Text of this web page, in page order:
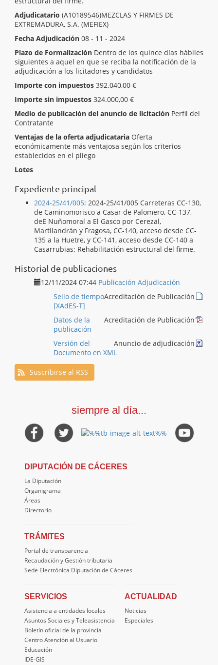
Adjudicatario (A10189546)MEZCLAS Y FIRMES DE
EXTREMADURA, S.A. (MEFIEX)
Fecha Adjudicación 08 - 11 - 2024
Plazo de Formalización Dentro de los quince días hábiles
siguientes a aquel en que se reciba la notificación de la
adjudicación a los licitadores y candidatos
Importe con impuestos 392.040,00 €
Importe sin impuestos 324.000,00 €
Medio de publicación del anuncio de licitación Perfil del
Contratante
Ventajas de la oferta adjudicataria Oferta
económicamente más ventajosa según los criterios
establecidos en el pliego
Lotes
Expediente principal
2024-25/41/005: 2024-25/41/005 Carreteras CC-130,
de Caminomorisco a Casar de Palomero, CC-137,
deE Nuñomoral a El Gasco por Cerezal,
Martilandrán y Fragosa, CC-140, acceso desde CC-
135 a la Huetre, y CC-141, acceso desde CC-140 a
Casarrubias: Rehabilitación estructural del firme.
Historial de publicaciones
12/11/2024 07:44 Publicación Adjudicación
Acreditación de Publicación
Sello de tiempo
[XAdES-T]
Acreditación de Publicación
Datos de la
publicación
Anuncio de adjudicación
Versión del
Documento en XML
Suscribirse al RSS
siempre al día...
DIPUTACIÓN DE CÁCERES
La Diputación
Organigrama
Áreas
Directorio
TRÁMITES
Portal de transparencia
Recaudación y Gestión tributaria
Sede Electrónica Diputación de Cáceres
SERVICIOS
Asistencia a entidades locales
Asuntos Sociales y Teleasistencia
Boletín oficial de la provincia
Centro Atención al Usuario
Educación
IDE-GIS
ACTUALIDAD
Noticias
Especiales